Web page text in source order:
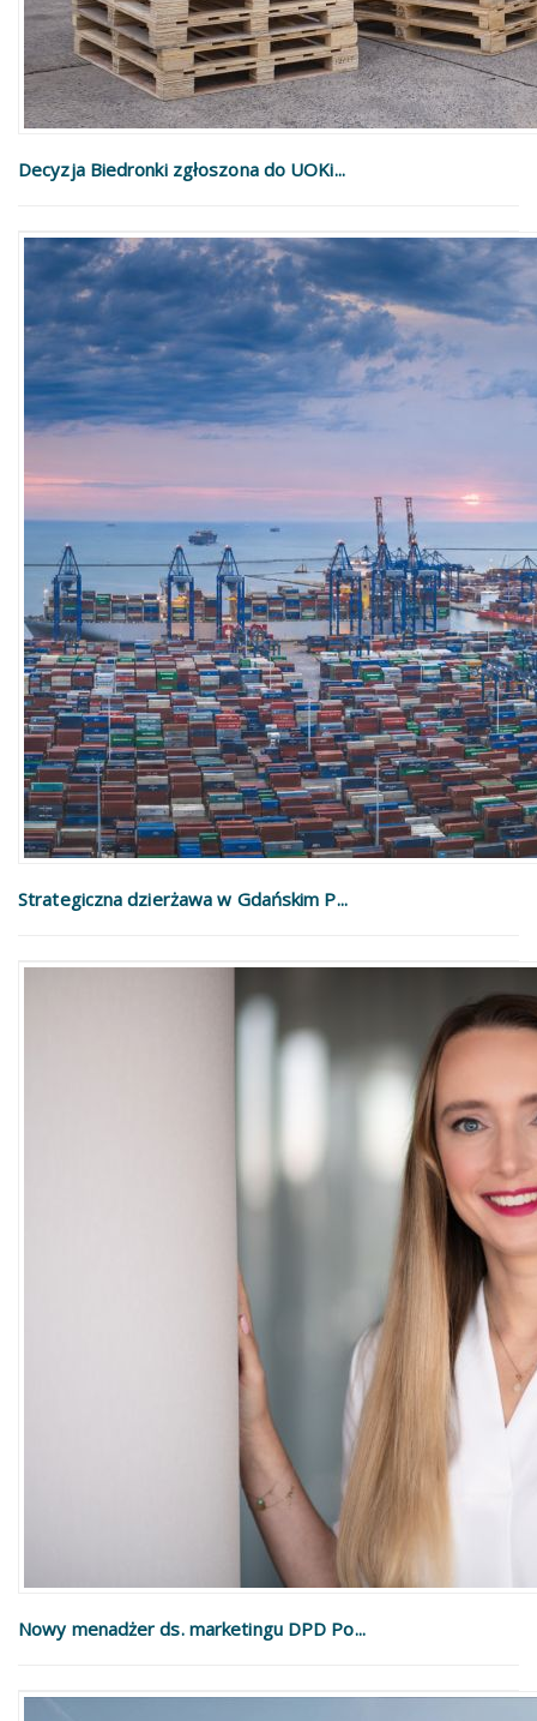
Decyzja Biedronki zgłoszona do UOKi...
Strategiczna dzierżawa w Gdańskim P...
Nowy menadżer ds. marketingu DPD Po...